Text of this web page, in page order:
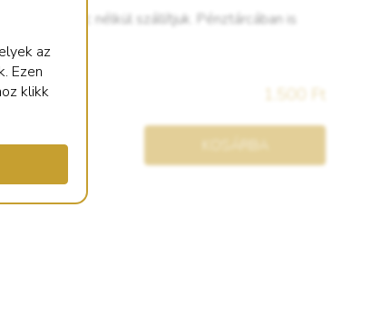
az
Ezen
klikk
Lánc nélkül szállítjuk. Pénztárcában is
1.500 Ft